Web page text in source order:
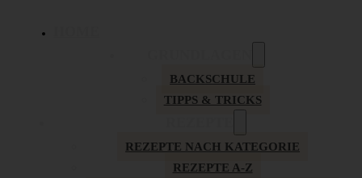
BACKSCHULE
TIPPS & TRICKS
REZEPTE NACH KATEGORIE
REZEPTE A-Z